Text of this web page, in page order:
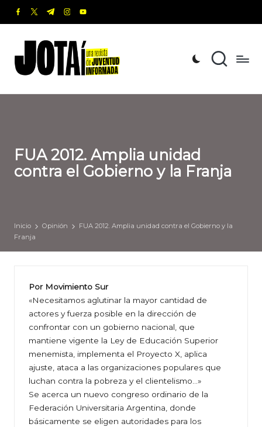
Saltar
contenido
facebook.com
twitter.com
t.me instagram.com
youtube.com
o
t
revista
de
Informada
FUA 2012. Amplia unidad
contra el Gobierno y la Franja
Inicio Opinión
FUA 2012. Amplia unidad contra el Gobierno y la
Franja
Por Movimiento Sur
«Necesitamos aglutinar la mayor cantidad de
actores y fuerza posible en la dirección de
confrontar con un gobierno nacional, que
mantiene vigente la Ley de Educación Superior
menemista, implementa el Proyecto X, aplica
ajuste, ataca a las organizaciones populares que
luchan contra la pobreza y el clientelismo…»
Se acerca un nuevo congreso ordinario de la
Federación Universitaria Argentina, donde
básicamente se eligen autoridades para los